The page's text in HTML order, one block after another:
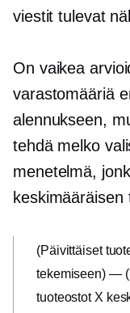
viestit tulevat
On vaikea
varastomääriä
alennukseen,
tehdä melko
menetelmä,
(Päivittäiset
tekemiseen) —
tuoteostot X